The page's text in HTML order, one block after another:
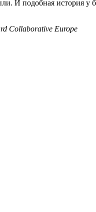
И подобная история у
Collaborative Europe